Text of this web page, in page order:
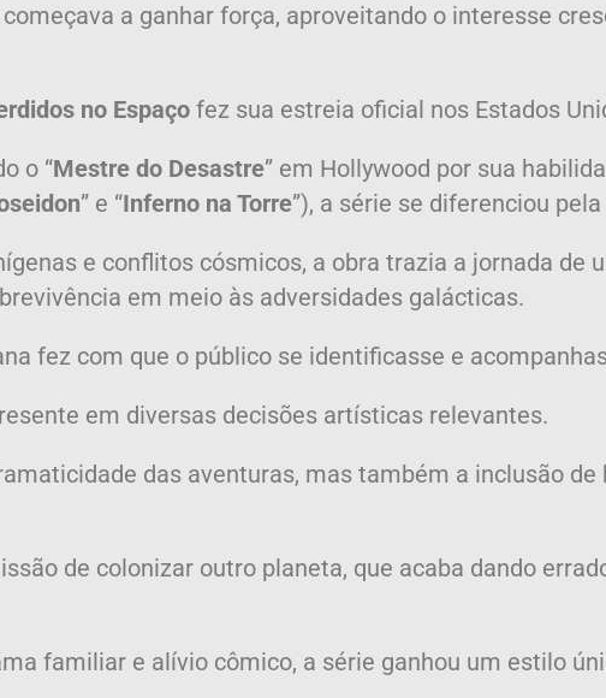
a ganhar força, aproveitando o interesse
no Espaço fez sua estreia oficial nos Estados
o “Mestre do Desastre” em Hollywood por sua
” e “Inferno na Torre”), a série se diferenciou
e conflitos cósmicos, a obra trazia a jornada de
em meio às adversidades galácticas.
fez com que o público se identificasse e
em diversas decisões artísticas relevantes.
das aventuras, mas também a inclusão
de colonizar outro planeta, que acaba dando
familiar e alívio cômico, a série ganhou um estilo